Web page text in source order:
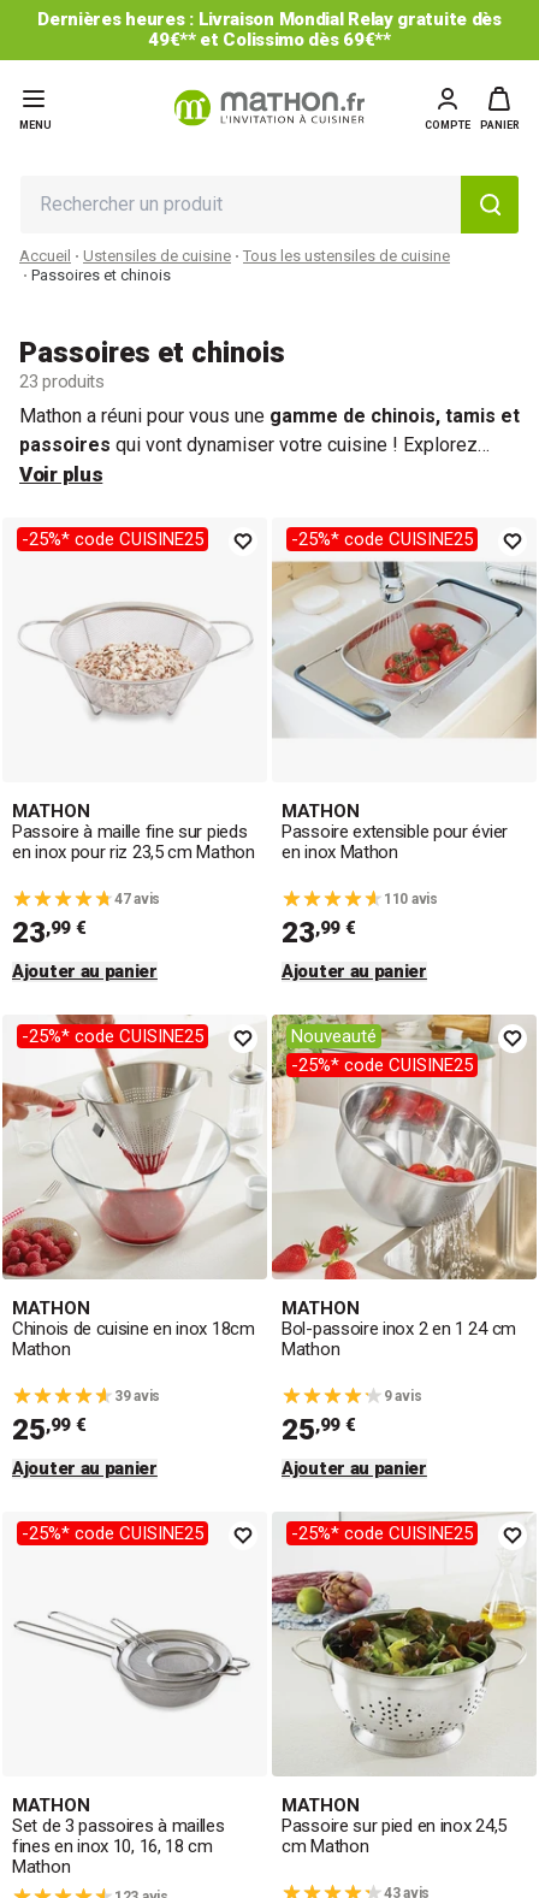
Dernières heures : Livraison Mondial Relay gratuite dès
49€** et Colissimo dès 69€**
MENU COMPTE PANIER
Accueil Ustensiles de cuisine
Tous les ustensiles de cuisine
Passoires et chinois
Passoires et chinois
23 produits
Mathon a réuni pour vous une gamme de chinois, tamis et
passoires qui vont dynamiser votre cuisine ! Explorez
notre sélection variée de
Trouvez celle qui vous convient le mieux pour égoutter
facilement vos pâtes, riz, lentilles, quinoa, légumes... et
chinois ultraprécispour filtrer
bouillons, infusions, thés et réaliser des coulis de fruits
divinement lisses !
Voir plus
-25%* code CUISINE25
MATHON
Passoire à maille fine sur pieds
en inox pour riz 23,5 cm Mathon
47 avis
23,99 €
Ajouter au panier
-25%* code CUISINE25
MATHON
Passoire extensible pour évier
en inox Mathon
110 avis
23,99 €
Ajouter au panier
-25%* code CUISINE25
MATHON
Chinois de cuisine en inox 18cm
Mathon
39 avis
25,99 €
Ajouter au panier
Nouveauté
-25%* code CUISINE25
MATHON
Bol-passoire inox 2 en 1 24 cm
Mathon
9 avis
25,99 €
Ajouter au panier
-25%* code CUISINE25
MATHON
Set de 3 passoires à mailles
fines en inox 10, 16, 18 cm
Mathon
-25%* code CUISINE25
MATHON
Passoire sur pied en inox 24,5
cm Mathon
43 avis